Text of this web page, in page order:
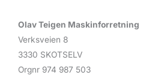
Olav Teigen Maskinforretning
Verksveien 8
3330 SKOTSELV
Orgnr 974 987 503